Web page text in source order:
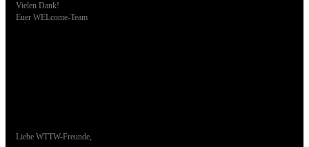
Vielen Dank!
Euer WELcome-Team
Liebe WTTW-Freunde,